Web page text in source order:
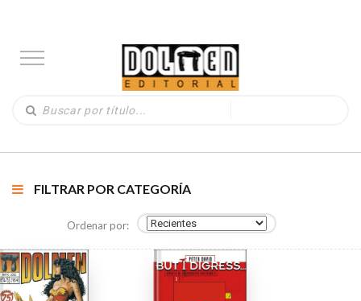
FILTRAR POR CATEGORÍA
Ordenar por: